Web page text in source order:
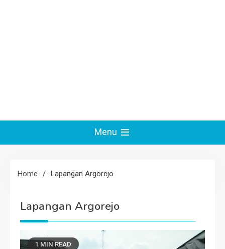
Menu
Home Lapangan Argorejo
Lapangan Argorejo
1 MIN READ